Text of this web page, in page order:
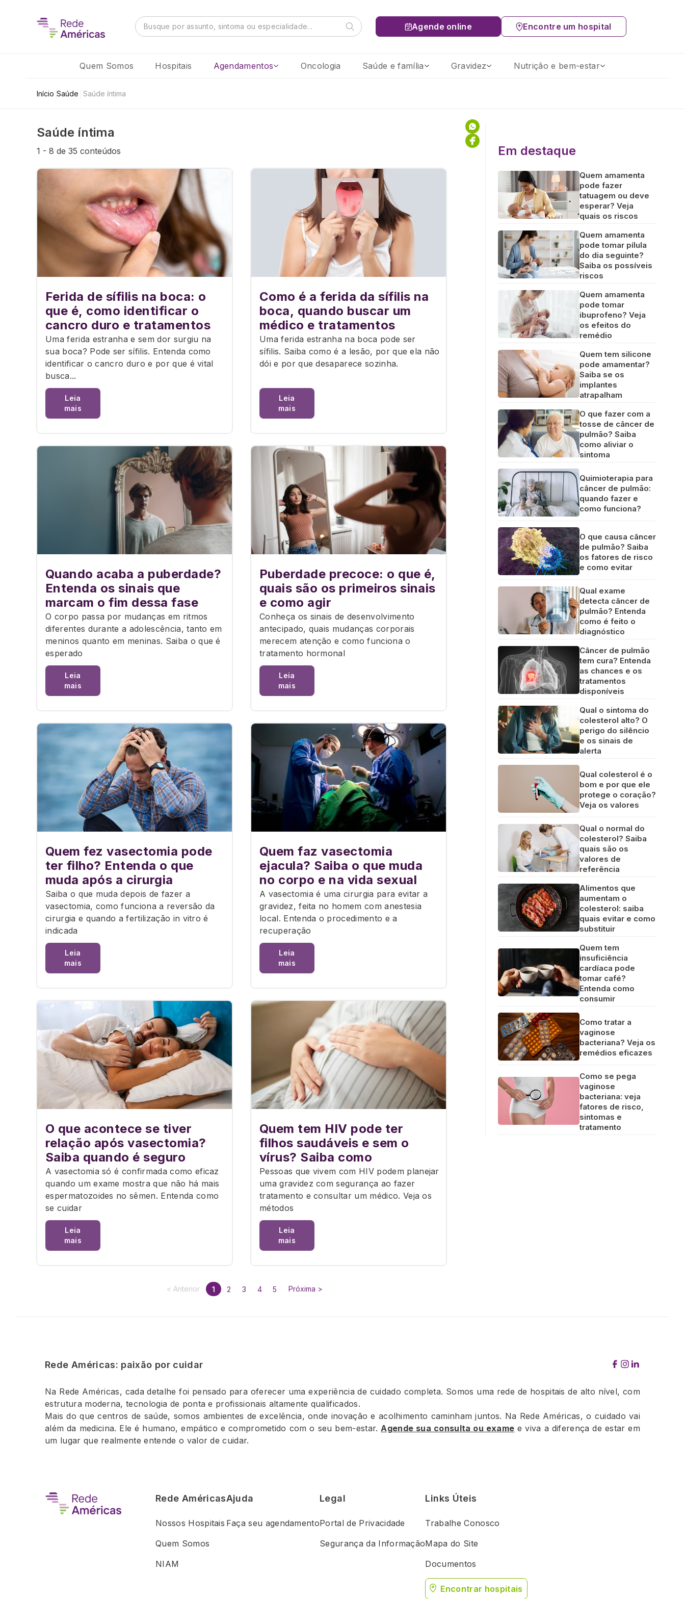
Agende online Encontre um hospital
Quem Somos Hospitais Agendamentos Oncologia Saúde e família Gravidez Nutrição e bem-estar
Início Saúde Saúde íntima
Saúde íntima
1 - 8 de 35 conteúdos
Ferida de sífilis na boca: o
que é, como identificar o
cancro duro e tratamentos
Uma ferida estranha e sem dor surgiu na
sua boca? Pode ser sífilis. Entenda como
identificar o cancro duro e por que é vital
busca...
Leia
mais
Como é a ferida da sífilis na
boca, quando buscar um
médico e tratamentos
Uma ferida estranha na boca pode ser
sífilis. Saiba como é a lesão, por que ela não
dói e por que desaparece sozinha.
Leia
mais
Quando acaba a puberdade?
Entenda os sinais que
marcam o fim dessa fase
O corpo passa por mudanças em ritmos
diferentes durante a adolescência, tanto em
meninos quanto em meninas. Saiba o que é
esperado
Leia
mais
Puberdade precoce: o que é,
quais são os primeiros sinais
e como agir
Conheça os sinais de desenvolvimento
antecipado, quais mudanças corporais
merecem atenção e como funciona o
tratamento hormonal
Leia
mais
Quem fez vasectomia pode
ter filho? Entenda o que
muda após a cirurgia
Saiba o que muda depois de fazer a
vasectomia, como funciona a reversão da
cirurgia e quando a fertilização in vitro é
indicada
Leia
mais
Quem faz vasectomia
ejacula? Saiba o que muda
no corpo e na vida sexual
A vasectomia é uma cirurgia para evitar a
gravidez, feita no homem com anestesia
local. Entenda o procedimento e a
recuperação
Leia
mais
O que acontece se tiver
relação após vasectomia?
Saiba quando é seguro
A vasectomia só é confirmada como eficaz
quando um exame mostra que não há mais
espermatozoides no sêmen. Entenda como
se cuidar
Leia
mais
Quem tem HIV pode ter
filhos saudáveis e sem o
vírus? Saiba como
Pessoas que vivem com HIV podem planejar
uma gravidez com segurança ao fazer
tratamento e consultar um médico. Veja os
métodos
Leia
mais
< Anterior 1 2 3 4 5 Próxima >
Em destaque
Quem amamenta
pode fazer
tatuagem ou deve
esperar? Veja
quais os riscos
Quem amamenta
pode tomar pílula
do dia seguinte?
Saiba os possíveis
riscos
Quem amamenta
pode tomar
ibuprofeno? Veja
os efeitos do
remédio
Quem tem silicone
pode amamentar?
Saiba se os
implantes
atrapalham
O que fazer com a
tosse de câncer de
pulmão? Saiba
como aliviar o
sintoma
Quimioterapia para
câncer de pulmão:
quando fazer e
como funciona?
O que causa câncer
de pulmão? Saiba
os fatores de risco
e como evitar
Qual exame
detecta câncer de
pulmão? Entenda
como é feito o
diagnóstico
Câncer de pulmão
tem cura? Entenda
as chances e os
tratamentos
disponíveis
Qual o sintoma do
colesterol alto? O
perigo do silêncio
e os sinais de
alerta
Qual colesterol é o
bom e por que ele
protege o coração?
Veja os valores
Qual o normal do
colesterol? Saiba
quais são os
valores de
referência
Alimentos que
aumentam o
colesterol: saiba
quais evitar e como
substituir
Quem tem
insuficiência
cardíaca pode
tomar café?
Entenda como
consumir
Como tratar a
vaginose
bacteriana? Veja os
remédios eficazes
Como se pega
vaginose
bacteriana: veja
fatores de risco,
sintomas e
tratamento
Rede Américas: paixão por cuidar
Na Rede Américas, cada detalhe foi pensado para oferecer uma experiência de cuidado completa. Somos uma rede de hospitais de alto nível, com
estrutura moderna, tecnologia de ponta e profissionais altamente qualificados.
Mais do que centros de saúde, somos ambientes de excelência, onde inovação e acolhimento caminham juntos. Na Rede Américas, o cuidado vai
além da medicina. Ele é humano, empático e comprometido com o seu bem-estar. Agende sua consulta ou exame e viva a diferença de estar em
um lugar que realmente entende o valor de cuidar.
Rede Américas
Nossos Hospitais
Quem Somos
NIAM
Ajuda
Faça seu agendamento
Legal
Portal de Privacidade
Segurança da Informação
Links Úteis
Trabalhe Conosco
Mapa do Site
Documentos
Encontrar hospitais